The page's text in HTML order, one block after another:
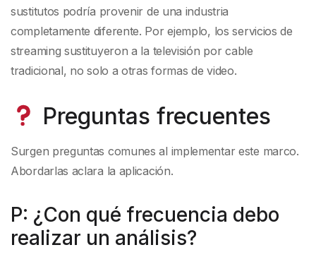
sustitutos podría provenir de una industria
completamente diferente. Por ejemplo, los servicios de
streaming sustituyeron a la televisión por cable
tradicional, no solo a otras formas de video.
Preguntas frecuentes
Surgen preguntas comunes al implementar este marco.
Abordarlas aclara la aplicación.
P: ¿Con qué frecuencia debo
realizar un análisis?